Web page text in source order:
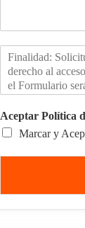
Aceptar Política
Marcar y